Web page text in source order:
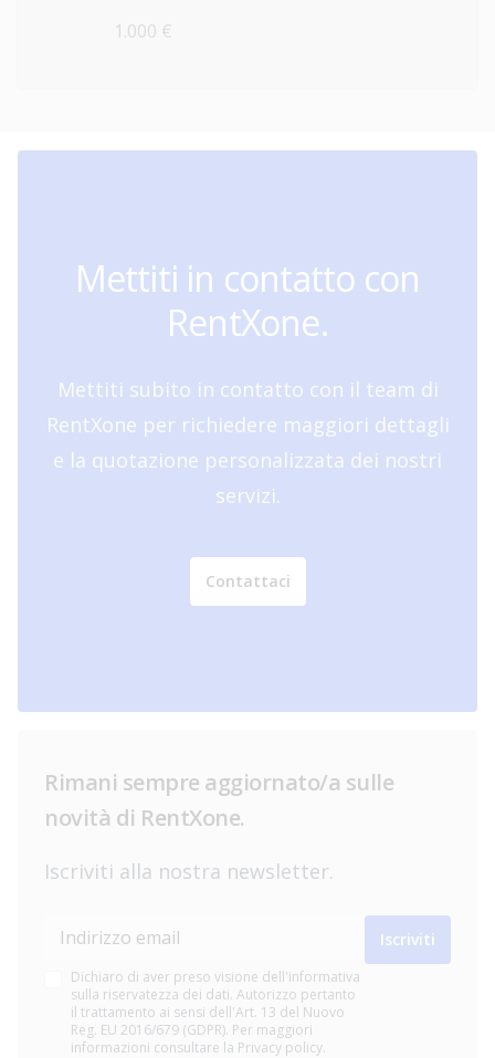
1.000 €
Mettiti in contatto con
RentXone.
Mettiti subito in contatto con il team di
RentXone per richiedere maggiori dettagli
e la quotazione personalizzata dei nostri
servizi.
Contattaci
Rimani sempre aggiornato/a sulle
novità di RentXone.
Iscriviti alla nostra newsletter.
Indirizzo email
Dichiaro di aver preso visione dell'informativa
sulla riservatezza dei dati. Autorizzo pertanto
il trattamento ai sensi dell'Art. 13 del Nuovo
Reg. EU 2016/679 (GDPR). Per maggiori
informazioni consultare la Privacy policy.
Iscriviti